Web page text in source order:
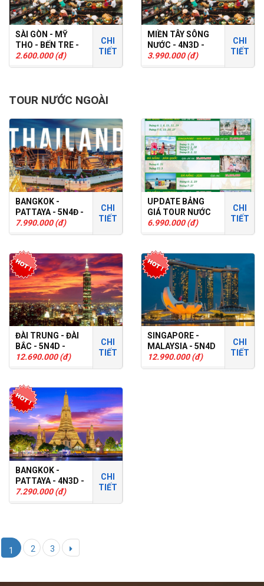
SÀI GÒN - MỸ
THO - BẾN TRE -
CÀN THƠ - 2N1D -
TOUR GHÉP
2.600.000 (đ)
CHI
TIẾT
MIỀN TÂY SÔNG
NƯỚC - 4N3D -
TOUR GHÉP
3.990.000 (đ)
CHI
TIẾT
TOUR NƯỚC NGOÀI
BANGKOK -
PATTAYA - 5N4Đ -
TOUR GHÉP
7.990.000 (đ)
CHI
TIẾT
UPDATE BẢNG
GIÁ TOUR NƯỚC
NGOÀI T6
6.990.000 (đ)
CHI
TIẾT
ĐÀI TRUNG - ĐÀI
BẮC - 5N4D -
TOUR GHÉP
12.690.000 (đ)
CHI
TIẾT
SINGAPORE -
MALAYSIA - 5N4D
- TOUR GHÉP
12.990.000 (đ)
CHI
TIẾT
BANGKOK -
PATTAYA - 4N3D -
TOUR GHÉP
7.290.000 (đ)
CHI
TIẾT
1 2 3